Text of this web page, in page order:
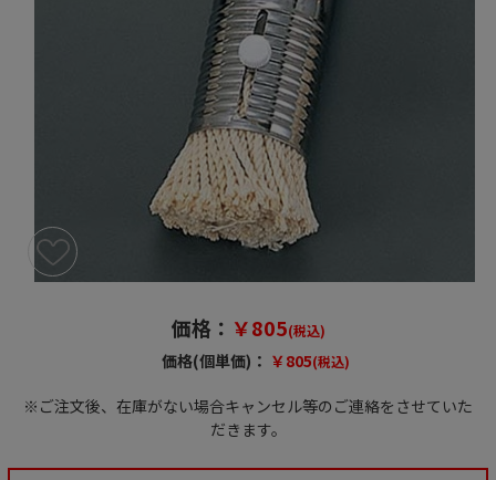
価格： ￥805(税込)
価格(個単価)： ￥805(税込)
※ご注文後、在庫がない場合キャンセル等のご連絡をさせていた
だきます。